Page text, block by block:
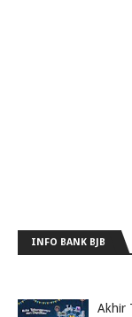
INFO BANK BJB
Akhir